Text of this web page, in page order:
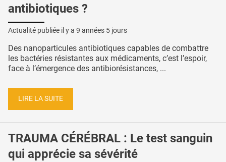
antibiotiques ?
Actualité publiée il y a 9 années 5 jours
Des nanoparticules antibiotiques capables de combattre
les bactéries résistantes aux médicaments, c’est l’espoir,
face à l’émergence des antibiorésistances, ...
LIRE LA SUITE
TRAUMA CÉRÉBRAL : Le test sanguin
qui apprécie sa sévérité